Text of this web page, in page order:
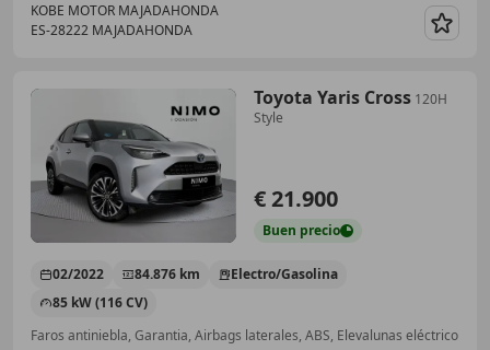
KOBE MOTOR MAJADAHONDA
ES-28222 MAJADAHONDA
Toyota Yaris Cross 120H
Style
€ 21.900
Buen precio
02/2022 84.876 km
Electro/Gasolina
85 kW (116 CV)
Faros antiniebla, Garantia, Airbags laterales, ABS, Elevalunas eléctrico